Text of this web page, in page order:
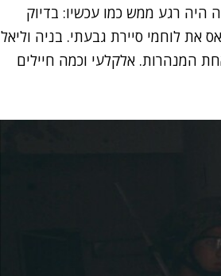
היה רגע ממש כמו עכשיו: בדיוק
לוחמי סיירת גבעתי. בניה וליאל
המנהרות. אלקלעי וכמה חיילים